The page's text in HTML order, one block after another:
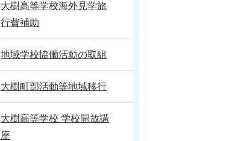
大樹高等学校海外見学旅
行費補助
地域学校協働活動の取組
大樹町部活動等地域移行
大樹高等学校 学校開放講
座